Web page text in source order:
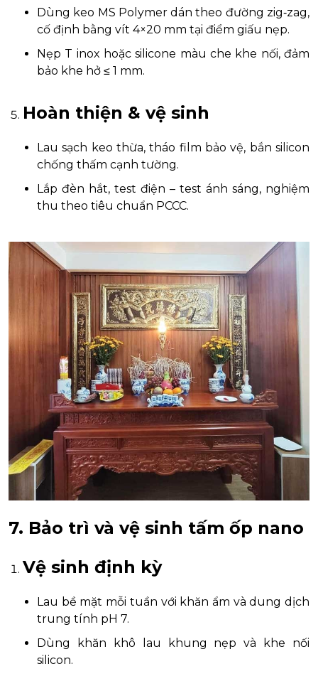
Dùng keo MS Polymer dán theo đường zig‑zag,
cố định bằng vít 4×20 mm tại điểm giấu nẹp.
Nẹp T inox hoặc silicone màu che khe nối, đảm
bảo khe hở ≤ 1 mm.
Hoàn thiện & vệ sinh
Lau sạch keo thừa, tháo film bảo vệ, bắn silicon
chống thấm cạnh tường.
Lắp đèn hắt, test điện – test ánh sáng, nghiệm
thu theo tiêu chuẩn PCCC.
7. Bảo trì và vệ sinh tấm ốp nano
Vệ sinh định kỳ
Lau bề mặt mỗi tuần với khăn ẩm và dung dịch
trung tính pH 7.
Dùng khăn khô lau khung nẹp và khe nối
silicon.